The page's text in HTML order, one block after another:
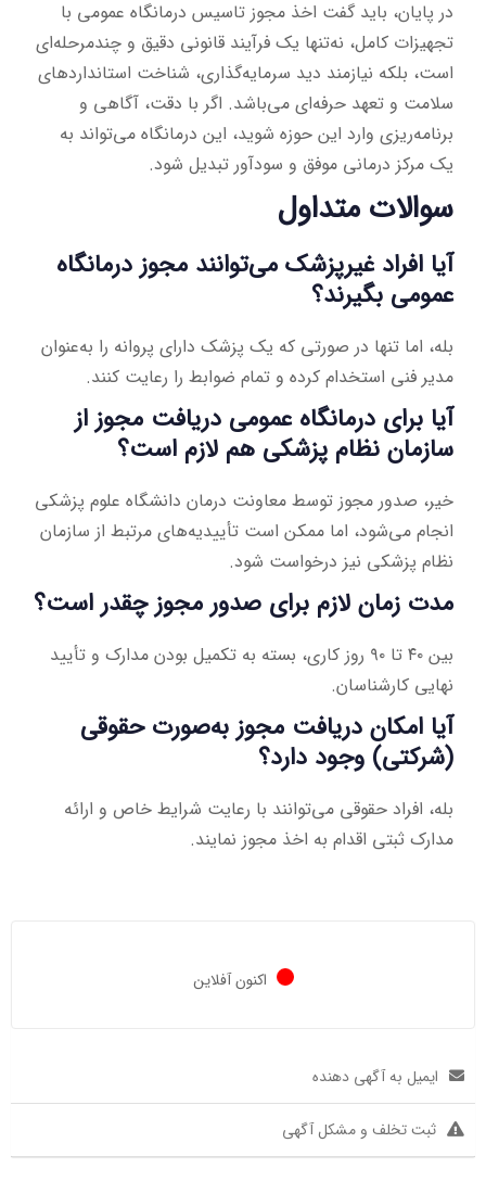
در پایان، باید گفت اخذ مجوز تاسیس درمانگاه عمومی با
تجهیزات کامل، نه‌تنها یک فرآیند قانونی دقیق و چندمرحله‌ای
است، بلکه نیازمند دید سرمایه‌گذاری، شناخت استانداردهای
سلامت و تعهد حرفه‌ای می‌باشد. اگر با دقت، آگاهی و
برنامه‌ریزی وارد این حوزه شوید، این درمانگاه می‌تواند به
یک مرکز درمانی موفق و سودآور تبدیل شود.
سوالات متداول
آیا افراد غیرپزشک می‌توانند مجوز درمانگاه
عمومی بگیرند؟
بله، اما تنها در صورتی که یک پزشک دارای پروانه را به‌عنوان
مدیر فنی استخدام کرده و تمام ضوابط را رعایت کنند.
آیا برای درمانگاه عمومی دریافت مجوز از
سازمان نظام پزشکی هم لازم است؟
خیر، صدور مجوز توسط معاونت درمان دانشگاه علوم پزشکی
انجام می‌شود، اما ممکن است تأییدیه‌های مرتبط از سازمان
نظام پزشکی نیز درخواست شود.
مدت زمان لازم برای صدور مجوز چقدر است؟
بین ۴۰ تا ۹۰ روز کاری، بسته به تکمیل بودن مدارک و تأیید
نهایی کارشناسان.
آیا امکان دریافت مجوز به‌صورت حقوقی
(شرکتی) وجود دارد؟
بله، افراد حقوقی می‌توانند با رعایت شرایط خاص و ارائه
مدارک ثبتی اقدام به اخذ مجوز نمایند.
اکنون آفلاین
ایمیل به آگهی دهنده
ثبت تخلف و مشکل آگهی